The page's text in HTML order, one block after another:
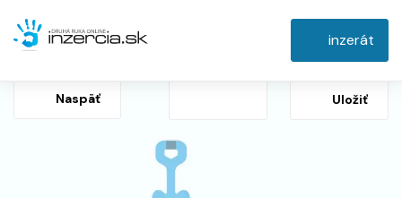
inzerát
Naspäť Uložiť